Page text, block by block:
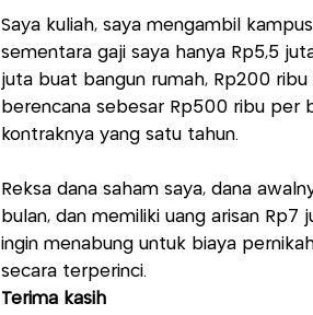
Saya kuliah, saya mengambil
sementara gaji saya hanya Rp5,5
juta buat bangun rumah, Rp200
berencana sebesar Rp500 ribu per
kontraknya yang satu tahun.
Reksa dana saham saya, dana
bulan, dan memiliki uang arisan
ingin menabung untuk biaya
secara terperinci.
Terima kasih